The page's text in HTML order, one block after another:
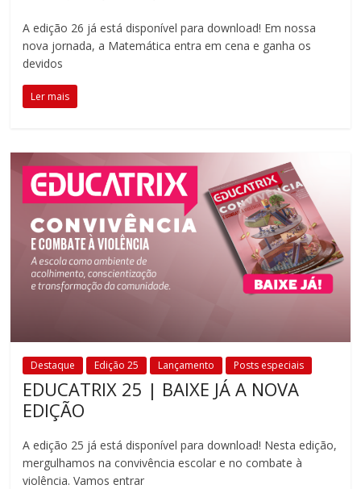
A edição 26 já está disponível para download! Em nossa
nova jornada, a Matemática entra em cena e ganha os
devidos
Ler mais
Destaque Edição 25 Lançamento Posts especiais
EDUCATRIX 25 | BAIXE JÁ A NOVA
EDIÇÃO
A edição 25 já está disponível para download! Nesta edição,
mergulhamos na convivência escolar e no combate à
violência. Vamos entrar